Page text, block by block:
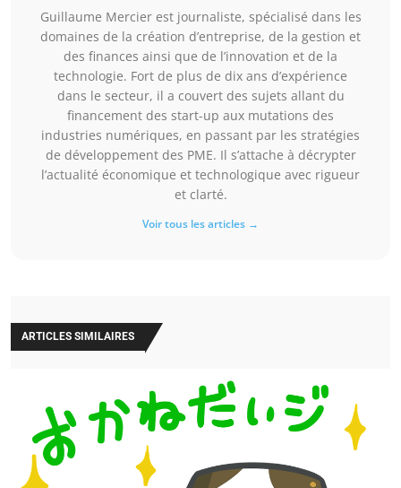
Guillaume Mercier est journaliste, spécialisé dans les
domaines de la création d’entreprise, de la gestion et
des finances ainsi que de l’innovation et de la
technologie. Fort de plus de dix ans d’expérience
dans le secteur, il a couvert des sujets allant du
financement des start-up aux mutations des
industries numériques, en passant par les stratégies
de développement des PME. Il s’attache à décrypter
l’actualité économique et technologique avec rigueur
et clarté.
Voir tous les articles →
ARTICLES SIMILAIRES